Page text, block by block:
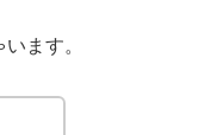
ます。